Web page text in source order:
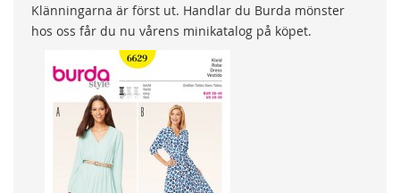
Klänningarna är först ut. Handlar du Burda mönster
hos oss får du nu vårens minikatalog på köpet.